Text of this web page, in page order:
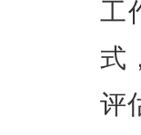
工
式
评